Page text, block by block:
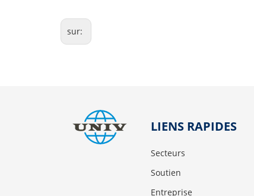
sur:
LIENS RAPIDES
Secteurs
Soutien
Entreprise